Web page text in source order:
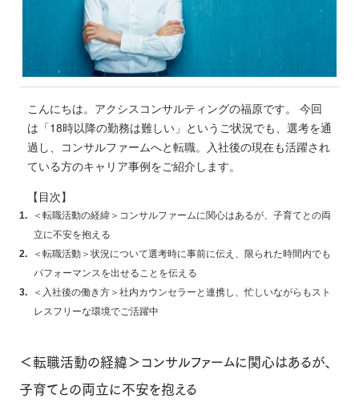
こんにちは。アクシスコンサルティングの福原です。 今回
は「18時以降の勤務は難しい」というご状況でも、選考を通
過し、コンサルファームへと転職。入社後の現在も活躍され
ている方のキャリア事例をご紹介します。
【目次】
＜転職活動の経緯＞コンサルファームに関心はあるが、子育てとの両
立に不安を抱える
＜転職活動＞状況について選考時に事前に伝え、限られた時間内でも
パフォーマンスを出せることを伝える
＜入社後の働き方＞社内カウンセラーと連携し、忙しいながらもスト
レスフリーな環境でご活躍中
＜転職活動の経緯＞コンサルファームに関心はあるが、
子育てとの両立に不安を抱える